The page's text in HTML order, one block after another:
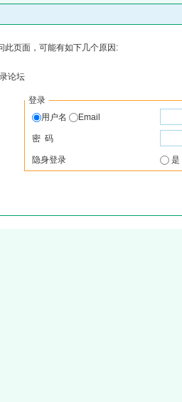
此页面，可能有如下几个原因:
论坛
登录
用户名
Email
密 码
隐身登录